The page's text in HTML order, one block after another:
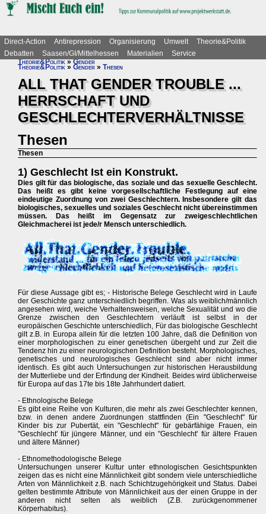
Direct-Action Antirepression Organisierung Umwelt
Theorie&Politik
Debatten
Saasen/GI/Mittelhessen Materialien
Service
Theorie&Politik»Gender
Theorie&Politik » Gender » Thesen
ALL THAT GENDER TROUBLE ...
HERRSCHAFT UND
GESCHLECHTERVERHÄLTNISSE
Thesen
Thesen
1) Geschlecht Ist ein Konstrukt.
Dies gilt für das biologische, das soziale und das sexuelle Geschlecht.
Das heißt es gibt keine vorgesellschaftliche Festlegung auf eine
eindeutige Zuordnung von zwei Geschlechtern. Insbesondere gilt das
biologisches, sexuelles und soziales Geschlecht nicht übereinstimmen
müssen. Das heißt im Gegensatz zur zweigeschlechtlichen
Gleichmacherei ist jede/r Mensch unterschiedlich.
Für diese Aussage gibt es; - Historische Belege Geschlecht wird in Laufe
der Geschichte ganz unterschiedlich begriffen. Was als weiblich/männlich
angesehen wird, weiche Verhaltensweisen, welche Sexualität und wo die
Grenze zwischen den Geschlechtern verläuft ist selbst in der
europäischen Geschichte unterschiedlich, Für das biologische Geschlecht
gilt z.B. in Europa allein für die letzten 100 Jahre, daß die Definition von
einer morphologischen zu einer genetischen übergeht und zur Zeit die
Tendenz hin zu einer neurologischen Definition besteht. Morphologisches,
genetisches und neurologisches Geschlecht sind aber nicht immer
identisch. Es gibt auch Untersuchungen zur historischen Herausbildung
der Mutterliebe und der Erfindung der Kindheit. Beides wird üblicherweise
für Europa auf das 17te bis 18te Jahrhundert datiert.
- Ethnologische Belege
Es gibt eine Reihe von Kulturen, die mehr als zwei Geschlechter kennen,
bzw. in denen andere Zuordnungen stattfinden (Ein "Geschlecht" für
Kinder bis zur Pubertät, ein "Geschlecht" für gebärfähige Frauen, ein
"Geschlecht' für jüngere Männer, und ein "Geschlecht' für ältere Frauen
und ältere Männer)
- Ethnomethodologische Belege
Untersuchungen unserer Kultur unter ethnologischen Gesichtspunkten
zeigen das es nicht eine Männlichkeit gibt sondern viele unterschiedliche
Arten von Männlichkeit z.B. nach Schichtzugehörigkeit und Status. Dabei
gelten bestimmte Attribute von Männlichkeit aus der einen Gruppe in der
anderen nicht selten als weiblich (Z.B. zurückgenommener
Körperhabitus).